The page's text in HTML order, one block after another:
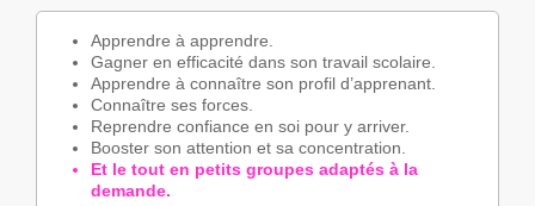
Apprendre à apprendre.
Gagner en efficacité dans son travail scolaire.
Apprendre à connaître son profil d’apprenant.
Connaître ses forces.
Reprendre confiance en soi pour y arriver.
Booster son attention et sa concentration.
Et le tout en petits groupes adaptés à la
demande.